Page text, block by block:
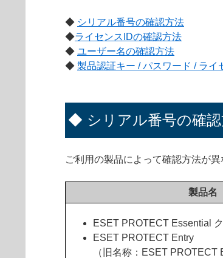
◆ シリアル番号の確認方法
◆ライセンスIDの確認方法
◆ ユーザー名の確認方法
◆ 製品認証キー / パスワード / ラ
◆ シリアル番号の確
ご利用の製品によって確認方法が
製品名
ESET PROTECT Essential
ESET PROTECT Entry
（旧名称：ESET PROTECT